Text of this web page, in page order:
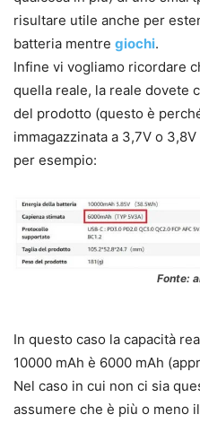
risultare utile anche per
batteria mentre giochi.
Infine vi vogliamo ricordare
quella reale, la reale dovete
del prodotto (questo è
immagazzinata a 3,7V o
per esempio:
Fonte:
In questo caso la capacità
10000 mAh è 6000 mAh
Nel caso in cui non ci sia
assumere che è più o meno